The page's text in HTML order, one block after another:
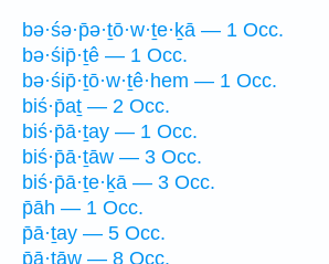
bə·śə·p̄ə·ṯō·w·ṯe·ḵā — 1 Occ.
bə·śip̄·ṯê — 1 Occ.
bə·śip̄·ṯō·w·ṯê·hem — 1 Occ.
biś·p̄aṯ — 2 Occ.
biś·p̄ā·ṯay — 1 Occ.
biś·p̄ā·ṯāw — 3 Occ.
biś·p̄ā·ṯe·ḵā — 3 Occ.
p̄āh — 1 Occ.
p̄ā·ṯay — 5 Occ.
p̄ā·ṯāw — 8 Occ.